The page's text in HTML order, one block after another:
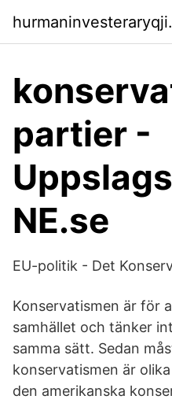
partier -
NE.se
EU-politik - Det
Konservatismen är för
samhället och tänker
samma sätt. Sedan
konservatismen är
den amerikanska